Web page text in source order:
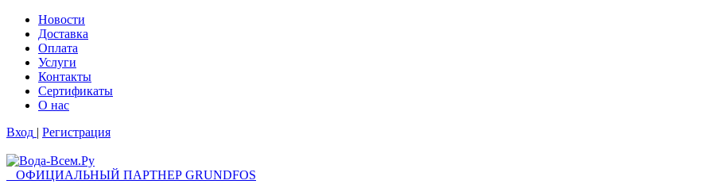
Новости
Доставка
Оплата
Услуги
Контакты
Cертификаты
О нас
Вход | Регистрация
ОФИЦИАЛЬНЫЙ ПАРТНЕР GRUNDFOS